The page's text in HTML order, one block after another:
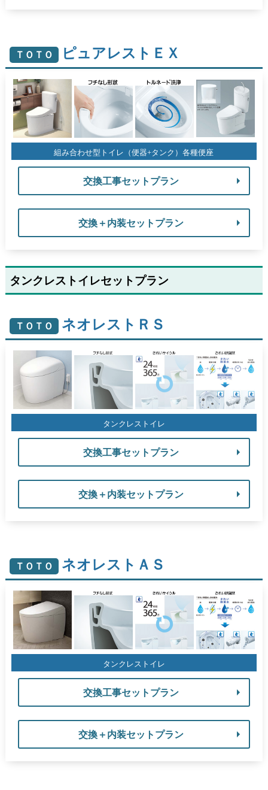
ＴＯＴＯ ピュアレストＥＸ
組み合わせ型トイレ（便器+タンク）各種便座
交換工事セットプラン
交換＋内装セットプラン
タンクレストイレセットプラン
ＴＯＴＯ ネオレストＲＳ
タンクレストイレ
交換工事セットプラン
交換＋内装セットプラン
ＴＯＴＯ ネオレストＡＳ
タンクレストイレ
交換工事セットプラン
交換＋内装セットプラン